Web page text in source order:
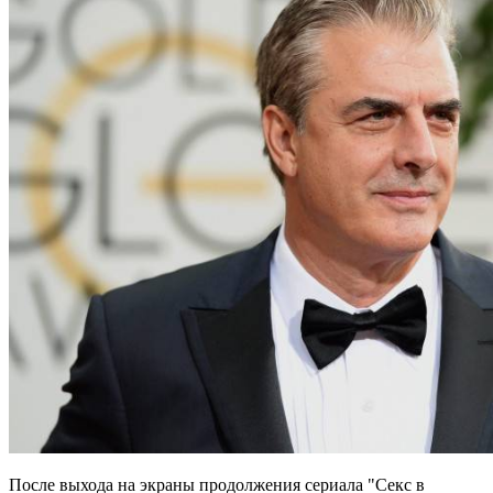
После выхода на экраны продолжения сериала "Секс в